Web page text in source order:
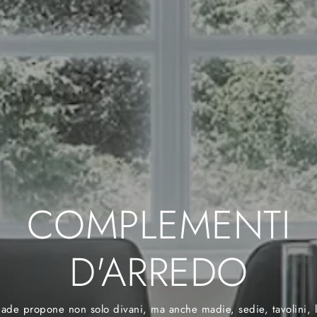
COMPLEMENTI
D'ARREDO
propone non solo divani, ma anche madie, sedie, tavolini,